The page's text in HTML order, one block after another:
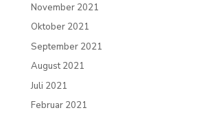
November 2021
Oktober 2021
September 2021
August 2021
Juli 2021
Februar 2021